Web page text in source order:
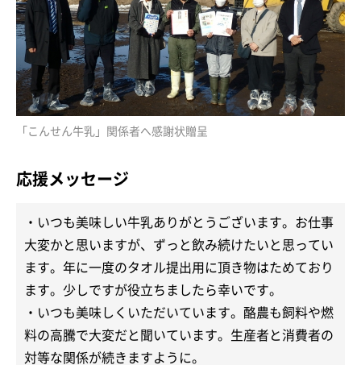
「こんせん牛乳」関係者へ感謝状贈呈
応援メッセージ
・いつも美味しい牛乳ありがとうございます。お仕事
大変かと思いますが、ずっと飲み続けたいと思ってい
ます。年に一度のタオル提出用に頂き物はためており
ます。少しですが役立ちましたら幸いです。
・いつも美味しくいただいています。酪農も飼料や燃
料の高騰で大変だと聞いています。生産者と消費者の
対等な関係が続きますように。